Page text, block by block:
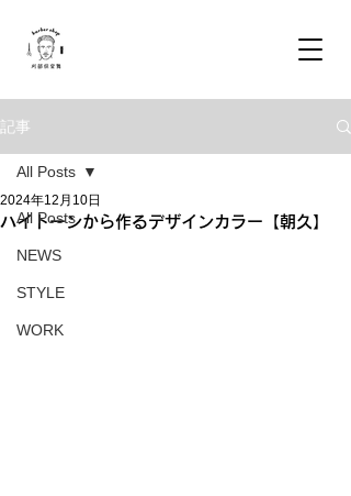
記事
All Posts
NEWS
STYLE
WORK
All Posts
ハイトーンから作るデザインカラー【朝久】
2024年12月10日